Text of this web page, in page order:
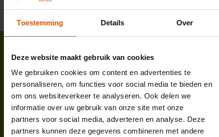
Toestemming Details Over
Deze website maakt gebruik van cookies
We gebruiken cookies om content en advertenties te
personaliseren, om functies voor social media te bieden en
om ons websiteverkeer te analyseren. Ook delen we
informatie over uw gebruik van onze site met onze
partners voor social media, adverteren en analyse. Deze
partners kunnen deze gegevens combineren met andere
Vcompany B.V.
Korte Zuwe 2
3985 SM Werkhoven
Tel:088 398 5000